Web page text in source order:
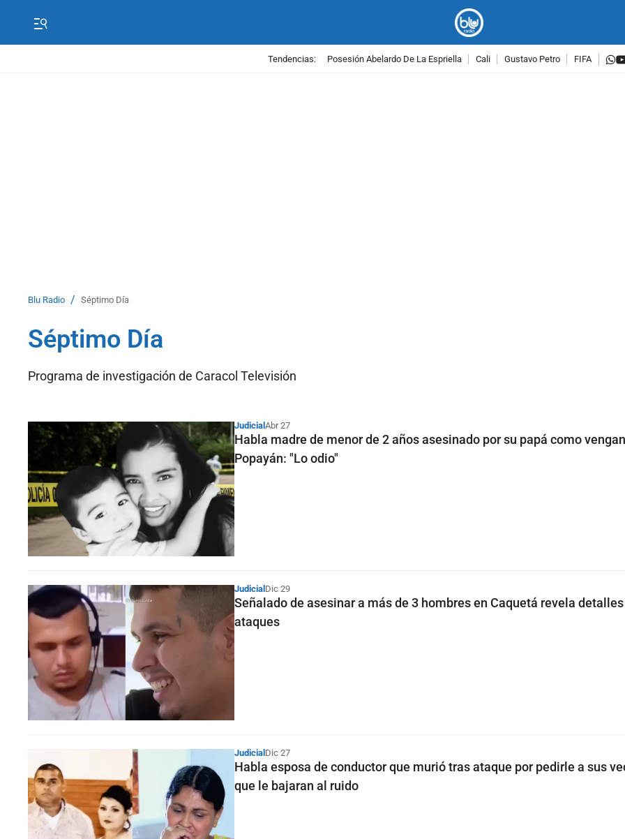
Tendencias: Posesión Abelardo De La Espriella Cali Gustavo Petro FIFA
Blu Radio / Séptimo Día
Séptimo Día
Programa de investigación de Caracol Televisión
Judicial Abr 27
Habla madre de menor de 2 años asesinado por su papá como
Popayán: "Lo odio"
Judicial Dic 29
Señalado de asesinar a más de 3 hombres en Caquetá revela
ataques
JudicialDic 27
Habla esposa de conductor que murió tras ataque por pedirle a sus
que le bajaran al ruido